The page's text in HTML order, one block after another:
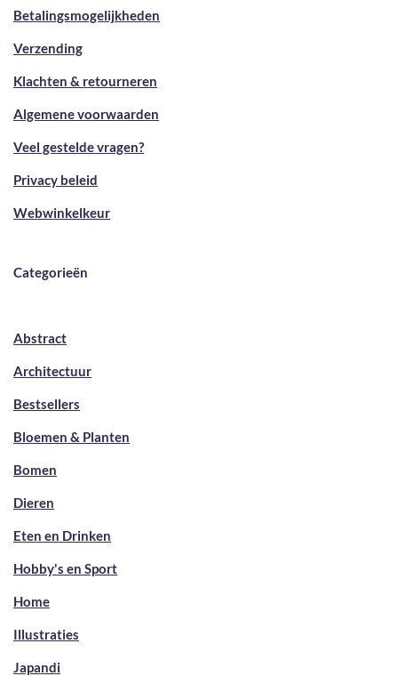
Betalingsmogelijkheden
Verzending
Klachten & retourneren
Algemene voorwaarden
Veel gestelde vragen?
Privacy beleid
Webwinkelkeur
Categorieën
Abstract
Architectuur
Bestsellers
Bloemen & Planten
Bomen
Dieren
Eten en Drinken
Hobby's en Sport
Home
Illustraties
Japandi